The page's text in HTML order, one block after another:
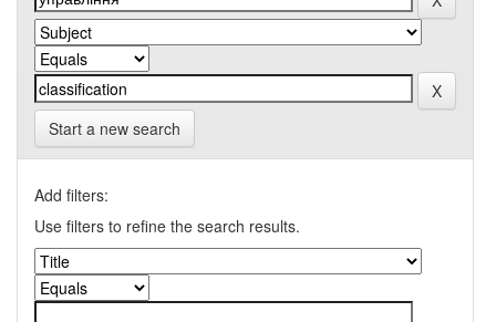
Start a new search
Add filters:
Use filters to refine the search results.